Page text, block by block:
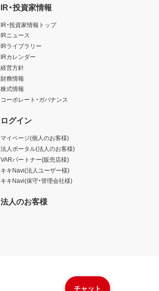
チャット
IR・投資家情報
IR・投資家情報トップ
IRニュース
IRライブラリー
IRカレンダー
経営方針
財務情報
株式情報
コーポレート・ガバナンス
ログイン
マイページ(個人のお客様)
法人ポータル(法人のお客様)
VARパートナー(販売店様)
キキNavi(法人ユーザー様)
キキNavi(保守・管理会社様)
法人のお客様